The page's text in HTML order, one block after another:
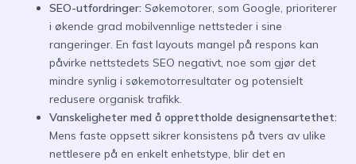
SEO-utfordringer: Søkemotorer, som Google, prioriterer
i økende grad mobilvennlige nettsteder i sine
rangeringer. En fast layouts mangel på respons kan
påvirke nettstedets SEO negativt, noe som gjør det
mindre synlig i søkemotorresultater og potensielt
redusere organisk trafikk.
Vanskeligheter med å opprettholde designensartethet:
Mens faste oppsett sikrer konsistens på tvers av ulike
nettlesere på en enkelt enhetstype, blir det en